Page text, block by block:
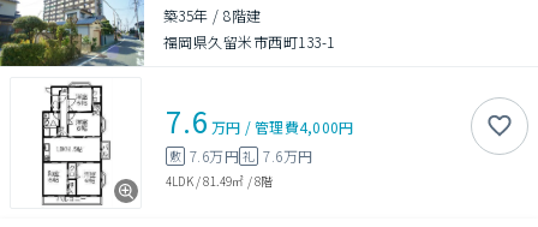
築35年 /8階建
福岡県久留米市西町133-1
7.6 万円 /管理費4,000円
敷 7.6万円礼 7.6万円
4LDK/81.49㎡ /8階